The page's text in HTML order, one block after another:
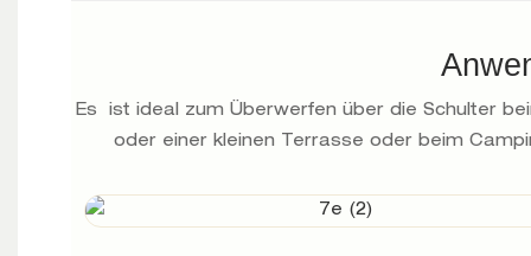
Es ist ideal zum Überwerfen über die Schulter
oder einer kleinen Terrasse oder beim